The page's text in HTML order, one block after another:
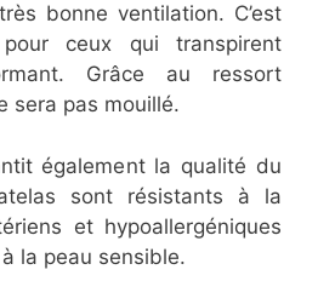
bonne ventilation. C’est
ceux qui transpirent
Grâce au ressort
sera pas mouillé.
également la qualité du
sont résistants à la
et hypoallergéniques
la peau sensible.